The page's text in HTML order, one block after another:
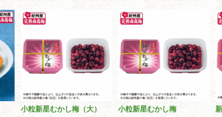
小粒新星むかし梅（大） 小粒新星むかし梅